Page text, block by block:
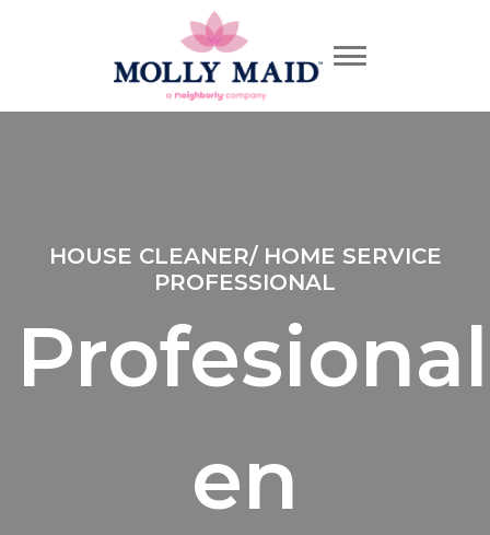
HOUSE CLEANER/ HOME SERVICE
PROFESSIONAL
Profesional
en